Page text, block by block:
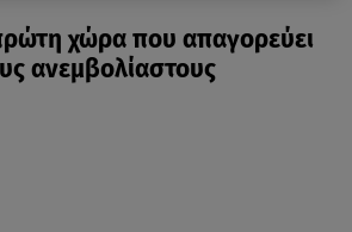
χώρα που απαγορεύει
ανεμβολίαστους